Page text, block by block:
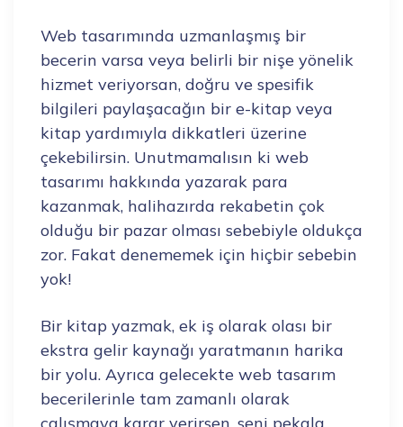
Web tasarımında uzmanlaşmış bir
becerin varsa veya belirli bir nişe yönelik
hizmet veriyorsan, doğru ve spesifik
bilgileri paylaşacağın bir e-kitap veya
kitap yardımıyla dikkatleri üzerine
çekebilirsin. Unutmamalısın ki web
tasarımı hakkında yazarak para
kazanmak, halihazırda rekabetin çok
olduğu bir pazar olması sebebiyle oldukça
zor. Fakat denememek için hiçbir sebebin
yok!
Bir kitap yazmak, ek iş olarak olası bir
ekstra gelir kaynağı yaratmanın harika
bir yolu. Ayrıca gelecekte web tasarım
becerilerinle tam zamanlı olarak